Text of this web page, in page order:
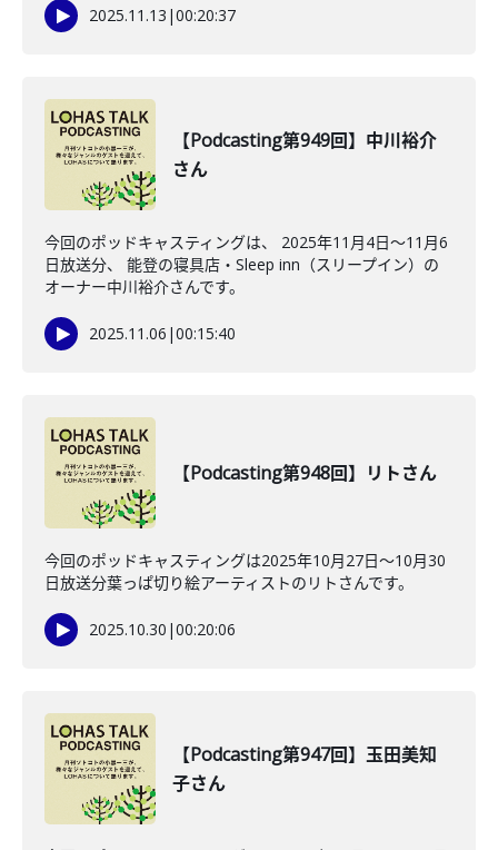
2025.11.13 |00:20:37
【Podcasting第949回】中川裕介
さん
今回のポッドキャスティングは、 2025年11月4日〜11月6
日放送分、 能登の寝具店・Sleep inn（スリープイン）の
オーナー中川裕介さんです。
2025.11.06 |00:15:40
【Podcasting第948回】リトさん
今回のポッドキャスティングは2025年10月27日〜10月30
日放送分葉っぱ切り絵アーティストのリトさんです。
2025.10.30 |00:20:06
【Podcasting第947回】玉田美知
子さん